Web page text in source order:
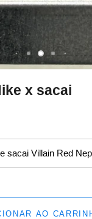
x sacai
sacai Villain Red
AO